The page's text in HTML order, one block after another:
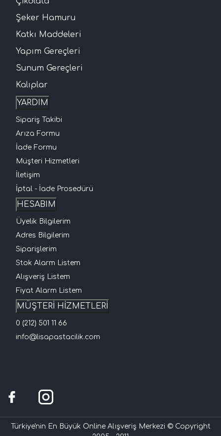
Şeker Hamuru
Katkı Maddeleri
Yapım Gereçleri
Sunum Gereçleri
Kalıplar
YARDIM
Sipariş Takibi
Arıza Formu
İade Formu
Müşteri Hizmetleri
İletişim
İptal - İade Prosedürü
HESABIM
Üyelik Bilgilerim
Adres Bilgilerim
Siparişlerim
Stok Alarm Listem
Alışveriş Listem
Fiyat Alarm Listem
MÜŞTERİ HİZMETLERİ
0 (212) 501 11 66
info@lisapastacilik.com
Türkiye'nin En Büyük Online Alışveriş Merkezi © Copyright